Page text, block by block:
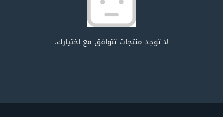
لا توجد منتجات تتوافق مع اختيارك.